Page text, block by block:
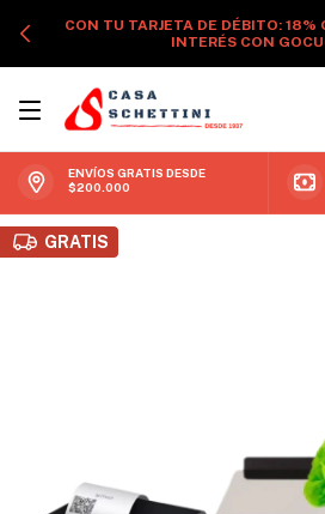
CON TU TARJETA DE DÉBITO: 18%
INTERÉS CON
ENVÍOS GRATIS DESDE
$200.000
GRATIS